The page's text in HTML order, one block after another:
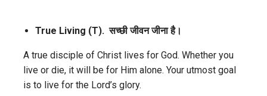
True Living (T).सच्छी जीवन जीना है।
A true disciple of Christ lives for God. Whether you
live or die, it will be for Him alone. Your utmost goal
is to live for the Lord’s glory.